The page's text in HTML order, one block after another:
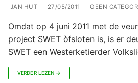
JAN HUT 27/05/2011 GEEN
Omdat op 4 juni 2011 met de
project SWET òfsloten is, is er
SWET een Westerketierder
VERDER LEZEN →